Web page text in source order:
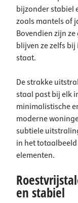
bijzonder stabiel
zoals mantels of
Bovendien zijn
blijven ze zelfs
staat.
De strakke
staal past bij elk
minimalistische
moderne
subtiele
in het
elementen.
en stabiel